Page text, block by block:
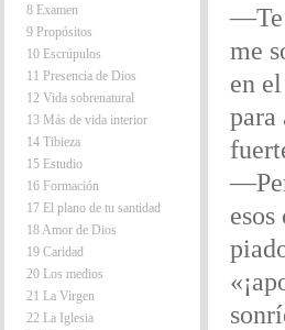
8 Examen
9 Propósitos
10 Escrúpulos
11 Presencia de Dios
12 Vida sobrenatural
13 Más de vida interior
14 Tibieza
15 Estudio
16 Formación
17 El plano de tu santidad
18 Amor de Dios
19 Caridad
20 Los medios
21 La Virgen
22 La Iglesia
—Te
me
en
para